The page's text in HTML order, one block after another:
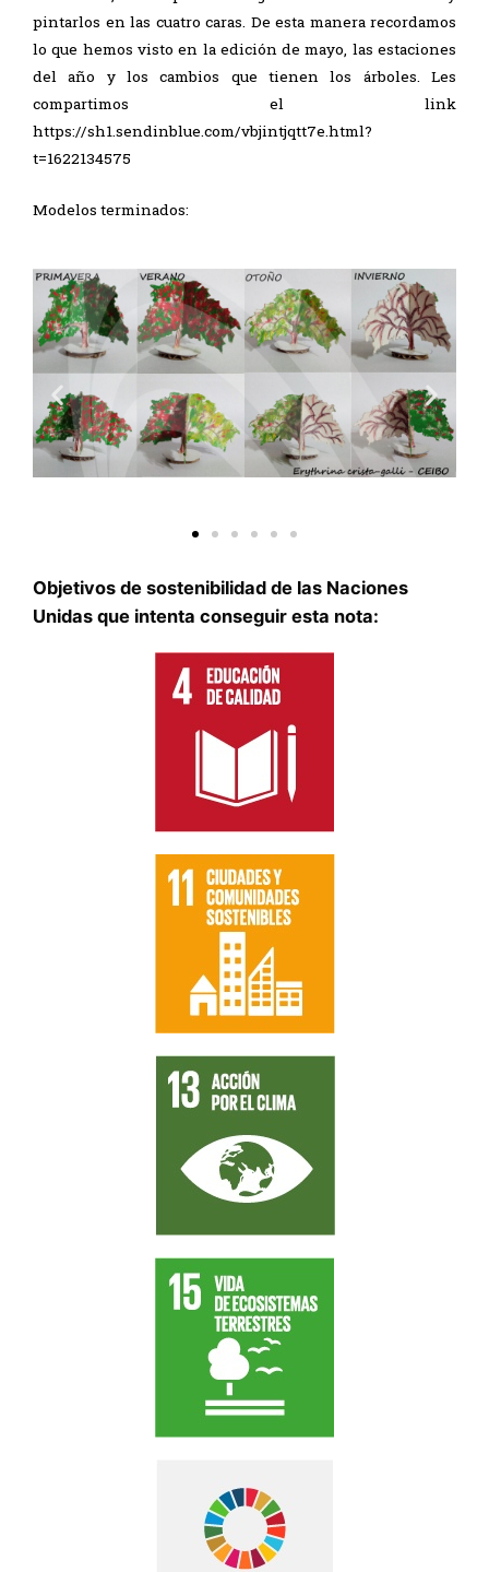
pintarlos en las cuatro caras. De esta manera recordamos
lo que hemos visto en la edición de mayo, las estaciones
del año y los cambios que tienen los árboles. Les
compartimos el link
https://sh1.sendinblue.com/vbjintjqtt7e.html?
t=1622134575
Modelos terminados:
Objetivos de sostenibilidad de las Naciones
Unidas que intenta conseguir esta nota: